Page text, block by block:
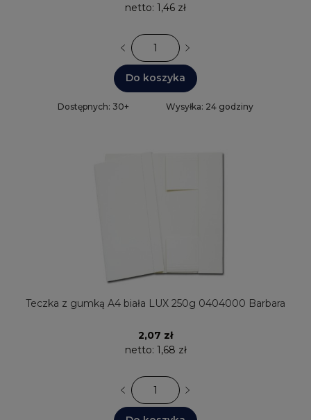
netto: 1,46 zł
Do koszyka
Dostępnych: 30+ Wysyłka: 24 godziny
Teczka z gumką A4 biała LUX 250g 0404000 Barbara
2,07 zł
netto: 1,68 zł